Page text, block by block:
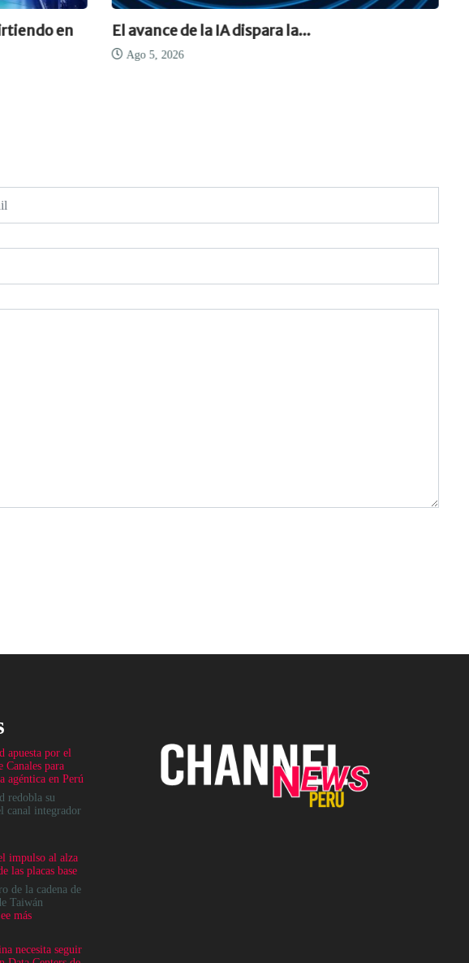
en
El avance de la IA dispara la...
Ago 5, 2026
apuesta por el
Canales para
agéntica en Perú
redobla su
canal integrador
impulso al alza
las placas base
de la cadena de
Taiwán
más:
del
necesita seguir